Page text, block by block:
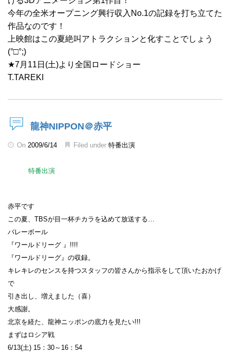
今年の全米オープニング興行収入No.1の記録を打ち立てた
作品なのです！
上映館はこの夏絶叫アトラクションと化すことでしょう
(°□°;)
★7月11日(土)より全国ロードショー
T.TAREKI
龍神NIPPON＠赤平
On 2009/6/14 Filed under 特番出演
特番出演
赤平です
この夏、TBSが目一杯チカラを込めて放送する…
バレーボール
『ワールドリーグ 』!!!!
『ワールドリーグ』の収録。
キレキレのセンスを持つスタッフの皆さんから指示をして頂いたおかげ
で
引き出し、増えました（喜）
大感謝。
北京を経た、龍神ニッポンの底力を見たい!!!
まずはロシア戦
6/13(土) 15：30～16：54